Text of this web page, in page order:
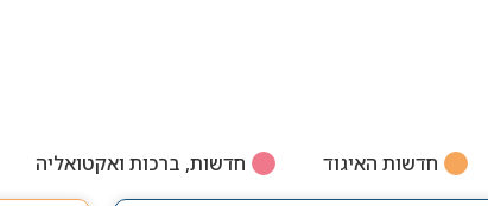
חדשות האיגוד חדשות, ברכות ואקטואליה